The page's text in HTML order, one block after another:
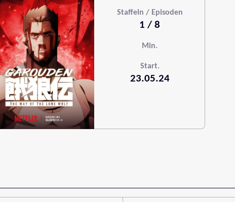
Staffeln / Episoden
1 / 8
Min.
Start.
23.05.24